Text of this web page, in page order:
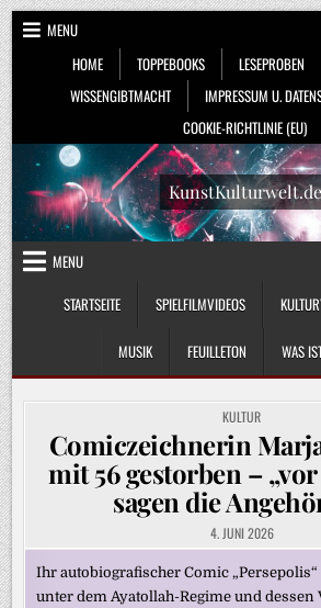
Skip
to
content
MENU
HOME
TOPPEBOOKS LESEPROBEN
WISSENGIBTMACHT
IMPRESSUM U.
COOKIE-RICHTLINIE (EU)
KunstKulturwelt.de
MENU
STARTSEITE
SPIELFILMVIDEOS
MUSIK FEUILLETON WAS
POSTED
IN
KULTUR
Comiczeichnerin
mit 56 gestorben –
sagen die
4. JUNI 2026
Ihr autobiografischer Comic
unter dem Ayatollah-Regime und